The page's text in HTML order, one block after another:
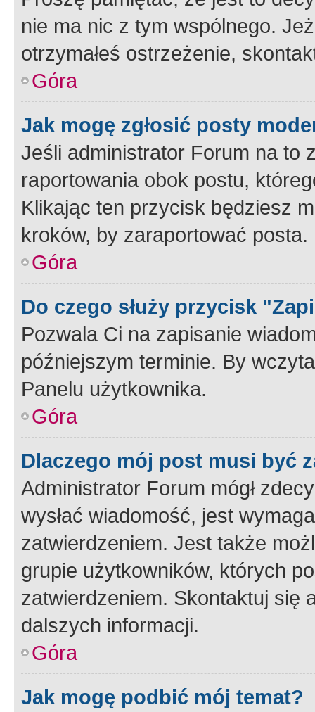
nie ma nic z tym wspólnego.
otrzymałeś ostrzeżenie,
Góra
Jak mogę zgłosić posty
Jeśli administrator Forum na to
raportowania obok postu,
Klikając ten przycisk będziesz
kroków, by zaraportować posta.
Góra
Do czego służy przycisk
Pozwala Ci na zapisanie
późniejszym terminie. By
Panelu użytkownika.
Góra
Dlaczego mój post musi być
Administrator Forum mógł
wysłać wiadomość, jest
zatwierdzeniem. Jest także
grupie użytkowników, których
zatwierdzeniem. Skontaktuj się
dalszych informacji.
Góra
Jak mogę podbić mój temat?